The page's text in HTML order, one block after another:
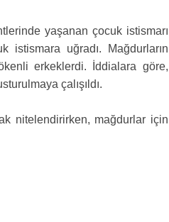
yaşanan çocuk istismarı
istismara uğradı. Mağdurların
erkeklerdi. İddialara göre,
çalışıldı.
nitelendirirken, mağdurlar için